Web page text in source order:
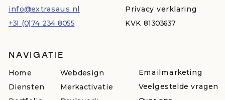
info@extrasaus.nl
+31 (0)74 234 8055
Privacy verklaring
KVK 81303637
Home
Diensten
Webdesign
Merkactivatie
Emailmarketing
Veelgestelde vragen
NAVIGATIE